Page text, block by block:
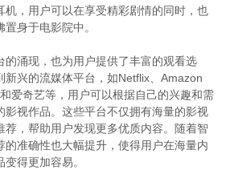
机，用户可以在享受精彩剧情的同时，也
身于电影院中。
的涌现，也为用户提供了丰富的观看选
新兴的流媒体平台，如Netflix、Amazon
爱奇艺等，用户可以根据自己的兴趣和需
影视作品。这些平台不仅拥有海量的影视
荐，帮助用户发现更多优质内容。随着智
的准确性也大幅提升，使得用户在海量内
得更加容易。